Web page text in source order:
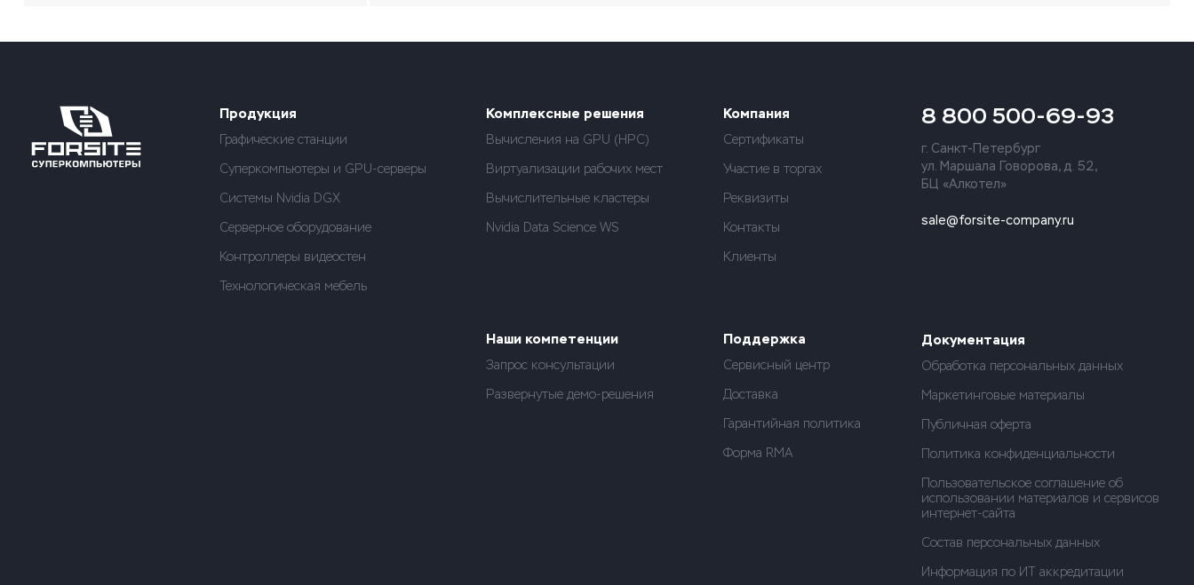
Продукция
Графические станции
Суперкомпьютеры и GPU-серверы
Системы Nvidia DGX
Серверное оборудование
Контроллеры видеостен
Технологическая мебель
Комплексные решения
Вычисления на GPU (HPC)
Виртуализации рабочих мест
Вычислительные кластеры
Nvidia Data Science WS
Наши компетенции
Запрос консультации
Развернутые демо-решения
Компания
Сертификаты
Участие в торгах
Реквизиты
Контакты
Клиенты
Поддержка
Сервисный центр
Доставка
Гарантийная политика
Форма RMA
8 800 500-69-93
г. Санкт-Петербург
ул. Маршала Говорова, д. 52,
БЦ «Алкотел»
sale@forsite-company.ru
Документация
Обработка персональных данных
Маркетинговые материалы
Публичная оферта
Политика конфиденциальности
Пользовательское соглашение об
использовании материалов и сервисов
интернет-сайта
Состав персональных данных
Информация по ИТ аккредитации